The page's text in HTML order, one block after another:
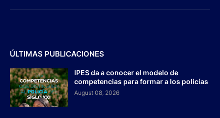
ÚLTIMAS PUBLICACIONES
IPES da a conocer el modelo de
competencias para formar a los policías
August 08, 2026